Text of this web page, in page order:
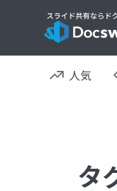
人気
タ